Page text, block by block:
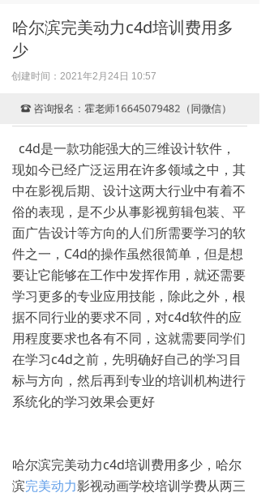
哈尔滨完美动力c4d培训费用多
少
创建时间： 2021年2月24日 10:57
c4d是一款功能强大的三维设计软件，
现如今已经广泛运用在许多领域之中，其
中在影视后期、设计这两大行业中有着不
俗的表现，是不少从事影视剪辑包装、平
面广告设计等方向的人们所需要学习的软
件之一，C4d的操作虽然很简单，但是想
要让它能够在工作中发挥作用，就还需要
学习更多的专业应用技能，除此之外，根
据不同行业的要求不同，对c4d软件的应
用程度要求也各有不同，这就需要同学们
在学习c4d之前，先明确好自己的学习目
标与方向，然后再到专业的培训机构进行
系统化的学习效果会更好
哈尔滨完美动力c4d培训费用多少，哈尔
滨完美动力影视动画学校培训学费从两三
뀰 咨询报名：霍老师16645079482（同微信）